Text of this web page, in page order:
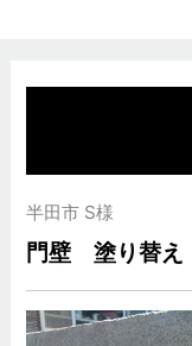
半田市 S様
門壁 塗り替え